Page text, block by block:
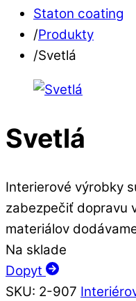
Close
Menu
Close
Cart
Staton coating
/Produkty
/Svetlá
Svetlá
Interierové výrobky
zabezpečiť dopravu
materiálov
Na sklade
Dopyt
SKU: 2-907